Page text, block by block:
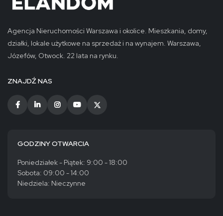
Agencja Nieruchomości Warszawa i okolice. Mieszkania, domy,
działki, lokale użytkowe na sprzedaż i na wynajem. Warszawa,
Józefów, Otwock. 22 lata na rynku.
ZNAJDŹ NAS
GODZINY OTWARCIA
Poniedziałek - Piątek: 9:00 - 18:00
Sobota: 09:00 - 14:00
Niedziela: Nieczynne